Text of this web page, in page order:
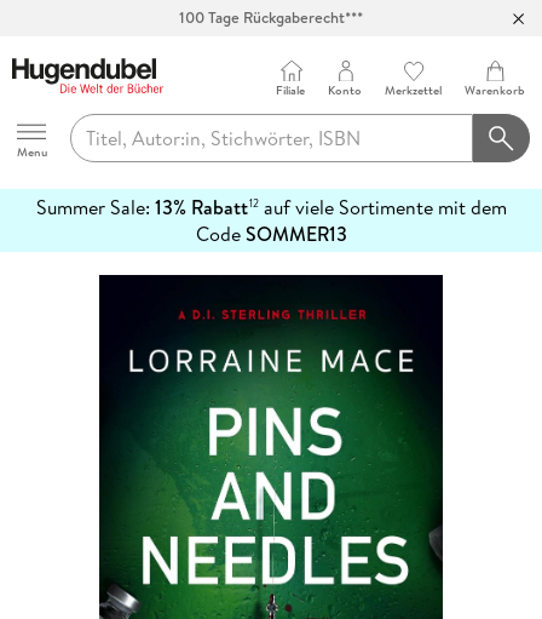
100 Tage Rückgaberecht***
Hugendubel
Menu
Filiale Konto Merkzettel Warenkorb
Summer Sale: 13% Rabatt12auf viele Sortimente mit dem
CodeSOMMER13
erfahren